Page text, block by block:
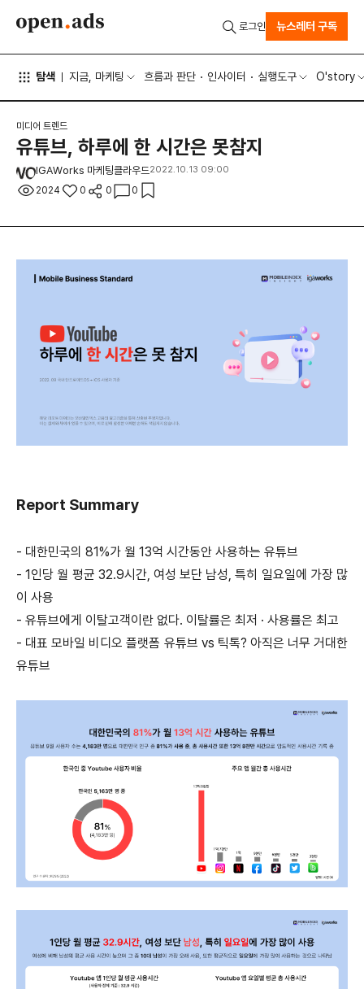
탐색 지금, 마케팅 흐름과 판단 인사이터 실행도구 O'story
로그인 뉴스레터 구독
미디어 트렌드
유튜브, 하루에 한 시간은 못참지
IGAWorks 마케팅클라우드2022.10.13 09:00
2024 0 0 0
Report Summary
- 대한민국의 81%가 월 13억 시간동안 사용하는 유튜브
- 1인당 월 평균 32.9시간, 여성 보단 남성, 특히 일요일에 가장 많
이 사용
- 유튜브에게 이탈고객이란 없다. 이탈률은 최저 · 사용률은 최고
- 대표 모바일 비디오 플랫폼 유튜브 vs 틱톡? 아직은 너무 거대한
유튜브